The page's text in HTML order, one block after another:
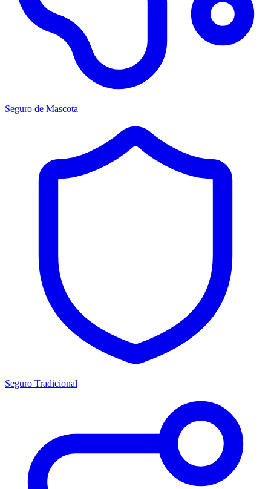
Seguro de Mascota
Seguro Tradicional